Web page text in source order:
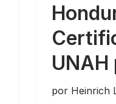
por Heinrich